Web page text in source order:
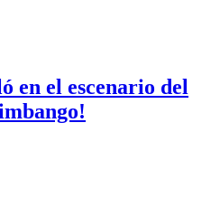
en el escenario del